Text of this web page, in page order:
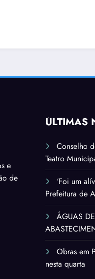
e
de
ÚLTIMAS
Conselho
Teatro
‘Foi um
Prefeitura de
ÁGUAS
Obras em
nesta quarta